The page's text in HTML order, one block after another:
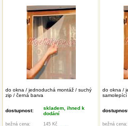
do okna / jednoduchá montáž / suchý
zip / černá barva
dostupnost:
skladem, ihned k
dodání
bežná cena:
145 Kč
do okna /
samolepící
bežná cena: